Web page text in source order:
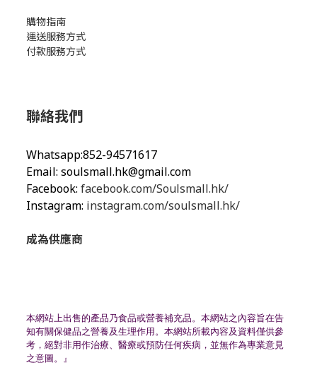
購物指南
運送服務方式
付款服務方式
聯絡我們
Whatsapp:852-94571617
Email: soulsmall.hk@gmail.com
Facebook: facebook.com/Soulsmall.hk/
Instagram: instagram.com/soulsmall.hk/
成為供應商
本網站上出售的產品乃食品或營養補充品。 本網站之內容旨在告
知有關保健品之營養及生理作用。 本網站所載內容及資料僅供參
考，絕對非用作治療、 醫療或預防任何疾病，並無作為專業意見
之意圖。』